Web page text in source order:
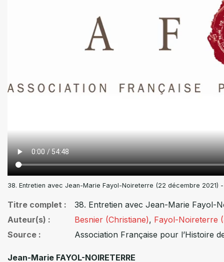
38. Entretien avec Jean-Marie Fayol-Noireterre (22 décembre 2021)
Titre complet
38. Entretien avec Jean-Marie Fayol-
Auteur(s)
Besnier (Christiane), Fayol-Noireterre
Source
Association Française pour l’Histoire
Jean-Marie FAYOL-NOIRETERRE